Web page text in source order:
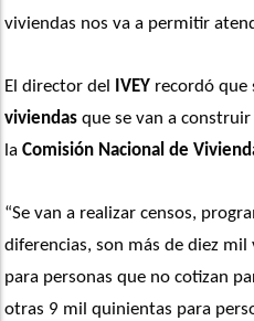
viviendas nos va a permitir
El director del IVEY recordó que
viviendas que se van a
la Comisión Nacional de
“Se van a realizar censos,
diferencias, son más de diez
para personas que no cotizan
otras 9 mil quinientas para